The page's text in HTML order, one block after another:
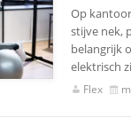
Op
stijve nek,
belangrijk
elektrisch
Flex